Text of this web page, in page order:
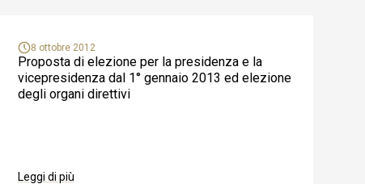
8 ottobre 2012
Proposta di elezione per la presidenza e la
vicepresidenza dal 1° gennaio 2013 ed elezione
degli organi direttivi
Leggi di più